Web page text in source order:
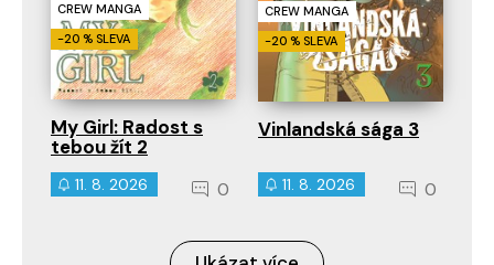
CREW MANGA
-20 % SLEVA
My Girl: Radost s
tebou žít 2
11. 8. 2026 0
CREW MANGA
-20 % SLEVA
Vinlandská sága 3
11. 8. 2026 0